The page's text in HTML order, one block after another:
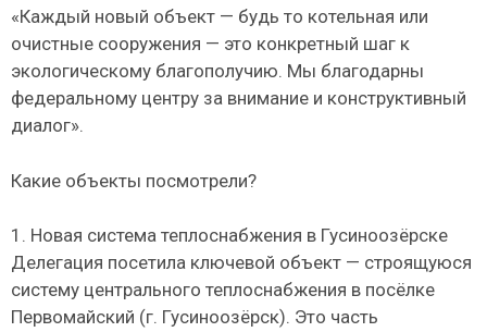
«Каждый новый объект — будь то котельная или
очистные сооружения — это конкретный шаг к
экологическому благополучию. Мы благодарны
федеральному центру за внимание и конструктивный
диалог».
Какие объекты посмотрели?
1. Новая система теплоснабжения в Гусиноозёрске
Делегация посетила ключевой объект — строящуюся
систему центрального теплоснабжения в посёлке
Первомайский (г. Гусиноозёрск). Это часть